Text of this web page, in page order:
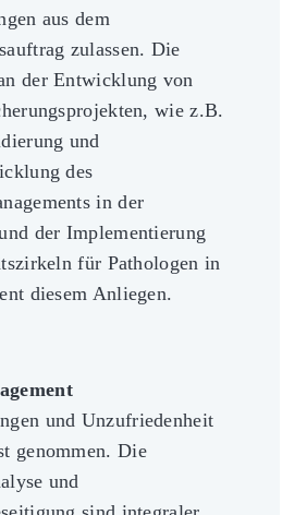
aus dem
zulassen. Die
der Entwicklung von
wie z.B.
und
des
in der
der Implementierung
für Pathologen in
diesem Anliegen.
und Unzufriedenheit
genommen. Die
und